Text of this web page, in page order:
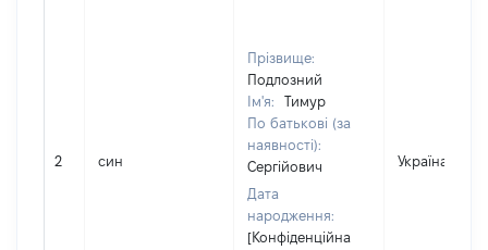
2 син
Прізвище:
Подлозний
Ім'я:
Тимур
По батькові (за
наявності):
Сергійович
Дата
народження:
[Конфіденційна
Україна